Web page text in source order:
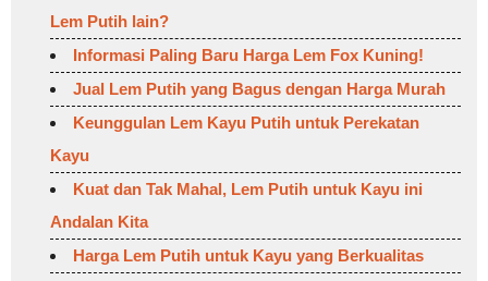
Lem Putih lain?
Informasi Paling Baru Harga Lem Fox Kuning!
Jual Lem Putih yang Bagus dengan Harga Murah
Keunggulan Lem Kayu Putih untuk Perekatan
Kayu
Kuat dan Tak Mahal, Lem Putih untuk Kayu ini
Andalan Kita
Harga Lem Putih untuk Kayu yang Berkualitas